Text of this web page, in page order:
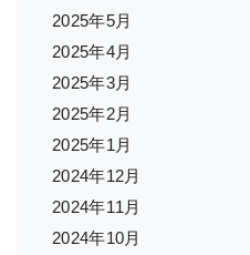
2025年5月
2025年4月
2025年3月
2025年2月
2025年1月
2024年12月
2024年11月
2024年10月